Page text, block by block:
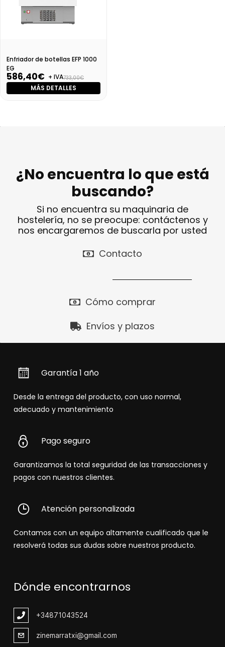
Enfriador de botellas EFP 1000
EG
586,40€ + IVA733,00€
MÁS DETALLES
¿No encuentra lo que está
buscando?
Si no encuentra su maquinaria de
hostelería, no se preocupe: contáctenos y
nos encargaremos de buscarla por usted
Contacto
Cómo comprar
Envíos y plazos
Garantía 1 año
Desde la entrega del producto, con uso normal,
adecuado y mantenimiento
Pago seguro
Garantizamos la total seguridad de las transacciones y
pagos con nuestros clientes.
Atención personalizada
Contamos con un equipo altamente cualificado que le
resolverá todas sus dudas sobre nuestros producto.
Dónde encontrarnos
+34871043524
zinemarratxi@gmail.com